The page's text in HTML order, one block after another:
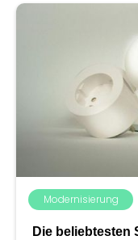
Modernisierung
Die beliebtesten